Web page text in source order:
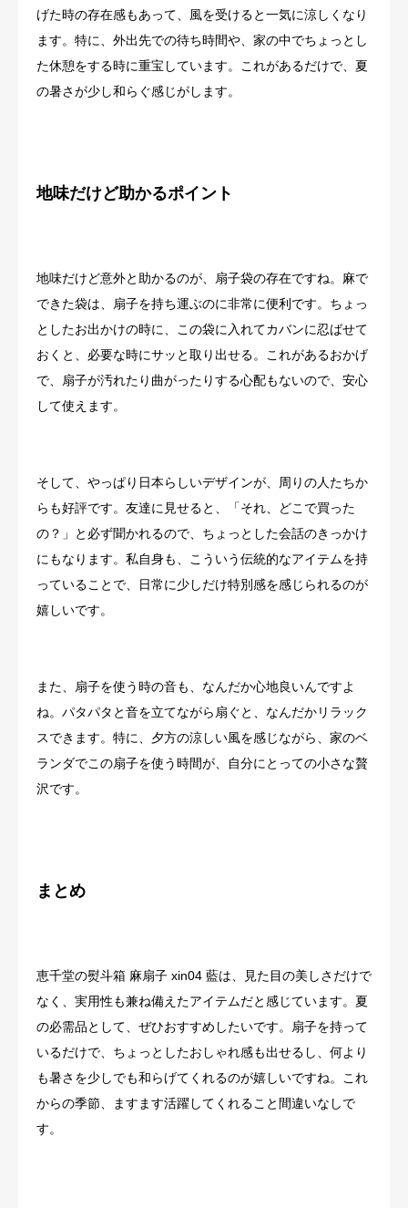
げた時の存在感もあって、風を受けると一気に涼しくなり
ます。特に、外出先での待ち時間や、家の中でちょっとし
た休憩をする時に重宝しています。これがあるだけで、夏
の暑さが少し和らぐ感じがします。
地味だけど助かるポイント
地味だけど意外と助かるのが、扇子袋の存在ですね。麻で
できた袋は、扇子を持ち運ぶのに非常に便利です。ちょっ
としたお出かけの時に、この袋に入れてカバンに忍ばせて
おくと、必要な時にサッと取り出せる。これがあるおかげ
で、扇子が汚れたり曲がったりする心配もないので、安心
して使えます。
そして、やっぱり日本らしいデザインが、周りの人たちか
らも好評です。友達に見せると、「それ、どこで買った
の？」と必ず聞かれるので、ちょっとした会話のきっかけ
にもなります。私自身も、こういう伝統的なアイテムを持
っていることで、日常に少しだけ特別感を感じられるのが
嬉しいです。
また、扇子を使う時の音も、なんだか心地良いんですよ
ね。パタパタと音を立てながら扇ぐと、なんだかリラック
スできます。特に、夕方の涼しい風を感じながら、家のベ
ランダでこの扇子を使う時間が、自分にとっての小さな贅
沢です。
まとめ
恵千堂の熨斗箱 麻扇子 xin04 藍は、見た目の美しさだけで
なく、実用性も兼ね備えたアイテムだと感じています。夏
の必需品として、ぜひおすすめしたいです。扇子を持って
いるだけで、ちょっとしたおしゃれ感も出せるし、何より
も暑さを少しでも和らげてくれるのが嬉しいですね。これ
からの季節、ますます活躍してくれること間違いなしで
す。